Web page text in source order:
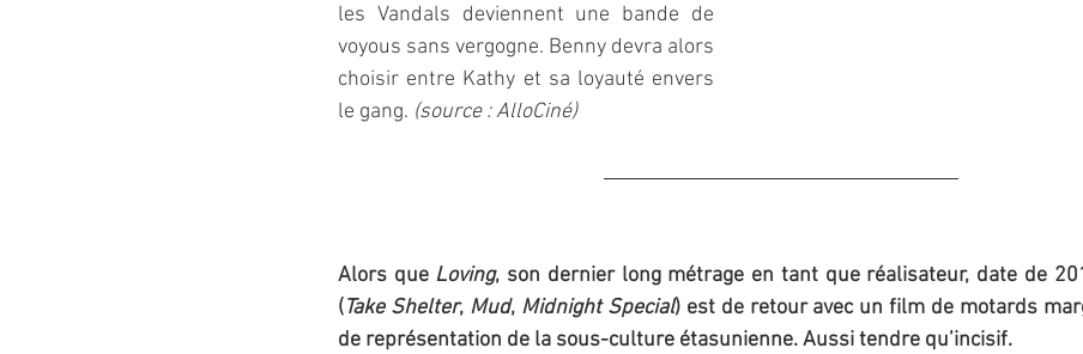
les Vandals deviennent une bande de
voyous sans vergogne. Benny devra alors
choisir entre Kathy et sa loyauté envers
le gang. (source : AlloCiné)
Alors que Loving, son dernier long métrage en tant que réalisateur, date de
(Take Shelter, Mud, Midnight Special) est de retour avec un film de motards
de représentation de la sous-culture étasunienne. Aussi tendre qu’incisif.